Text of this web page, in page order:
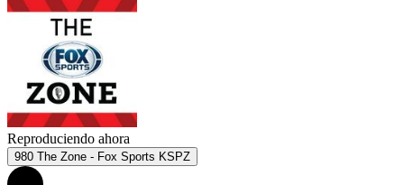
Reproduciendo ahora
980 The Zone - Fox Sports KSPZ